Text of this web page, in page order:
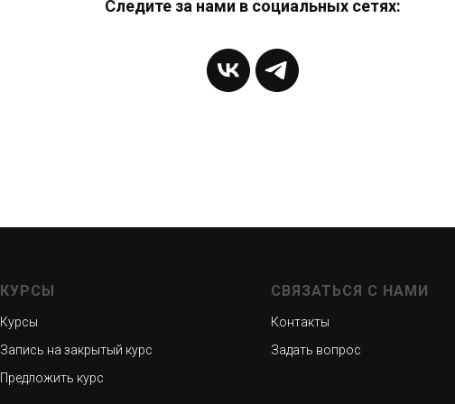
Следите за нами в социальных сетях:
КУРСЫ
Курсы
Запись на закрытый курс
Предложить курс
СВЯЗАТЬСЯ С НАМИ
Контакты
Задать вопрос